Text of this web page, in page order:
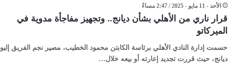
الأحد - 11 مايو - 2025 / 2:47 مساءً
قرار ناري من الأهلي بشأن ديانج.. وتجهيز مفاجأة مدوية في
الميركاتو
حسمت إدارة النادي الأهلي برئاسة الكابتن محمود الخطيب، مصير نجم الفريق إليو
ديانج، حيث قررت تجديد إعارته أو بيعه خلال…